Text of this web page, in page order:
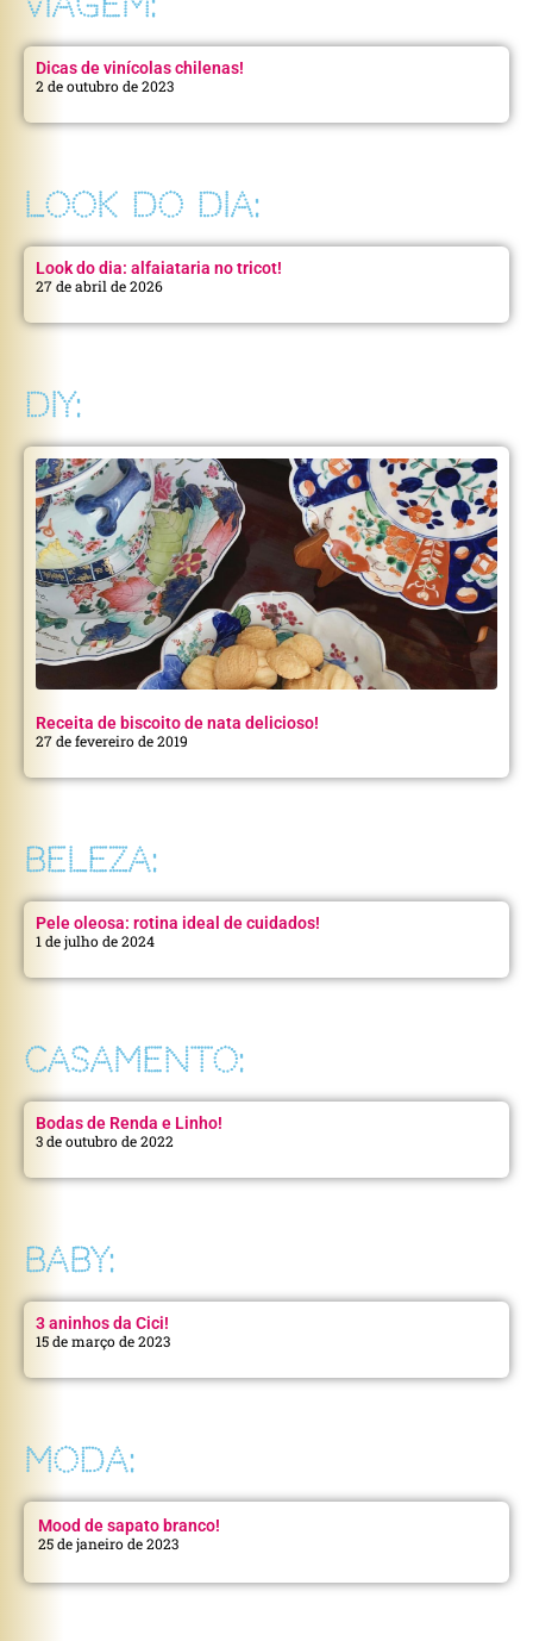
Dicas de vinícolas chilenas!
2 de outubro de 2023
LOOK DO DIA:
Look do dia: alfaiataria no tricot!
27 de abril de 2026
DIY:
Receita de biscoito de nata delicioso!
27 de fevereiro de 2019
BELEZA:
Pele oleosa: rotina ideal de cuidados!
1 de julho de 2024
CASAMENTO:
Bodas de Renda e Linho!
3 de outubro de 2022
BABY:
3 aninhos da Cici!
15 de março de 2023
MODA:
Mood de sapato branco!
25 de janeiro de 2023